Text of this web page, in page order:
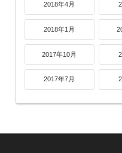
2018年4月
2018年1月
2017年10月
2017年7月